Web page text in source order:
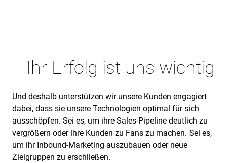
Ihr Erfolg ist uns wichtig
Und deshalb unterstützen wir unsere Kunden engagiert
dabei, dass sie unsere Technologien optimal für sich
ausschöpfen. Sei es, um ihre Sales-Pipeline deutlich zu
vergrößern oder ihre Kunden zu Fans zu machen. Sei es,
um ihr Inbound-Marketing auszubauen oder neue
Zielgruppen zu erschließen.